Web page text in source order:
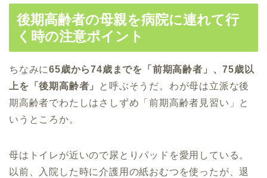
後期高齢者の母親を病院に連れて行
く時の注意ポイント
ちなみに65歳から74歳までを「前期高齢者」、75歳以
上を「後期高齢者」
と呼ぶそうだ。わが母は立派な後
期高齢者でわたしはさしずめ「前期高齢者見習い」と
いうところか。
母はトイレが近いので尿とりパッドを愛用している。
以前、入院した時に介護用の紙おむつを使ったが、退